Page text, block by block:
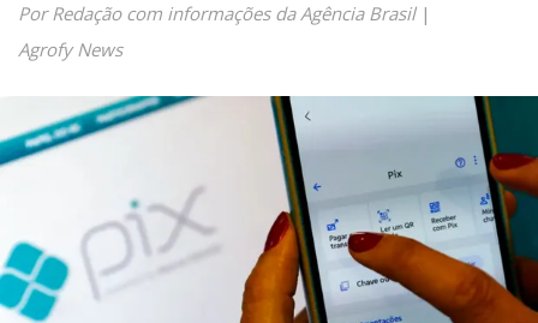
Por Redação com informações da Agência Brasil|
Agrofy News